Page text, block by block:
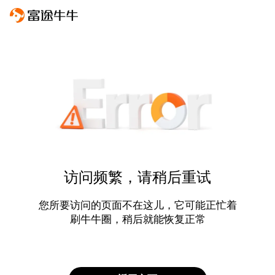
访问频繁，请稍后重试
您所要访问的页面不在这儿，它可能正忙着
刷牛牛圈，稍后就能恢复正常